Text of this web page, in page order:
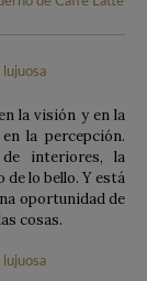
la visión y en la
la percepción.
interiores, la
lo bello. Y está
oportunidad de
cosas.